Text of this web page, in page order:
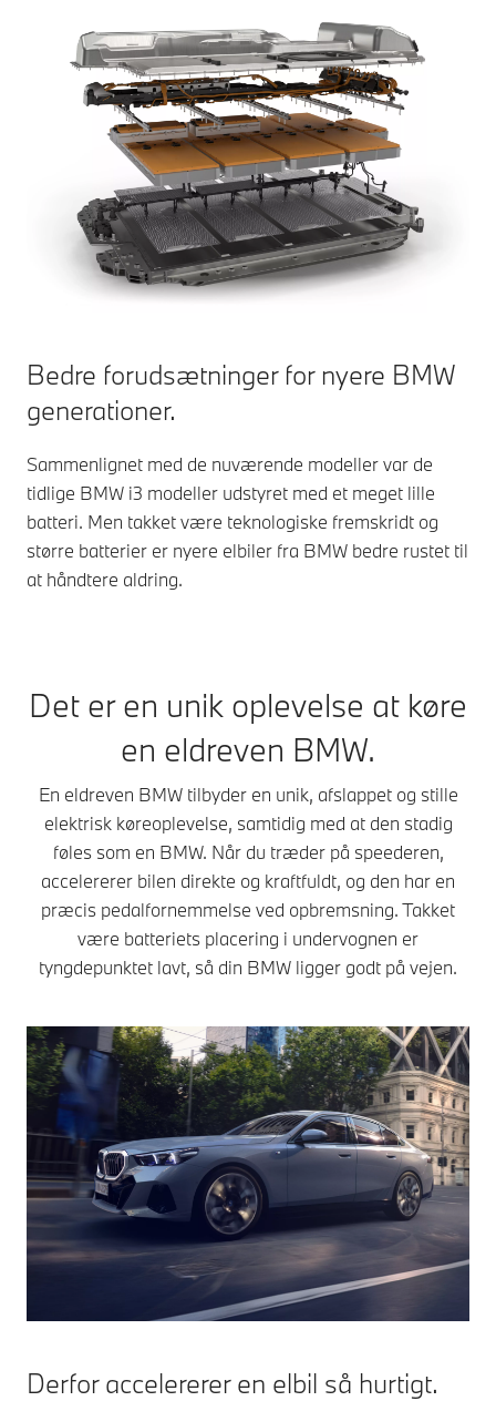
Bedre forudsætninger for nyere BMW
generationer.
Sammenlignet med de nuværende modeller var de
tidlige BMW i3 modeller udstyret med et meget lille
batteri. Men takket være teknologiske fremskridt og
større batterier er nyere elbiler fra BMW bedre rustet til
at håndtere aldring.
Det er en unik oplevelse at køre
en eldreven BMW.
En eldreven BMW tilbyder en unik, afslappet og stille
elektrisk køreoplevelse, samtidig med at den stadig
føles som en BMW. Når du træder på speederen,
accelererer bilen direkte og kraftfuldt, og den har en
præcis pedalfornemmelse ved opbremsning. Takket
være batteriets placering i undervognen er
tyngdepunktet lavt, så din BMW ligger godt på vejen.
Derfor accelererer en elbil så hurtigt.